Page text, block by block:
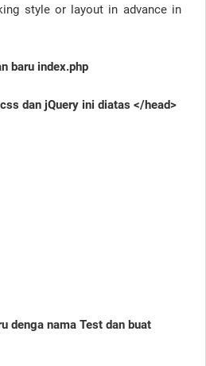
style or layout in advance in
baru index.php
dan jQuery ini diatas </head>
denga nama Test dan buat